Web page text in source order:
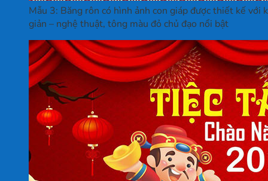
Mẫu 3: Băng rôn có hình ảnh con giáp được thiết kế với
giản – nghệ thuật, tông màu đỏ chủ đạo nổi bật